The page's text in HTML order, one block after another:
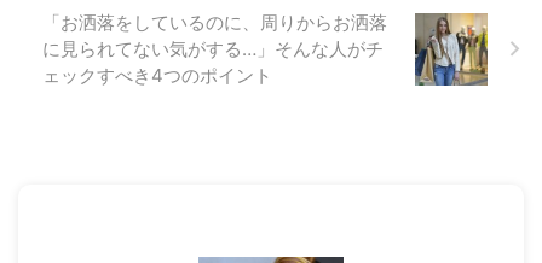
「お洒落をしているのに、周りからお洒落
に見られてない気がする…」そんな人がチ
ェックすべき4つのポイント